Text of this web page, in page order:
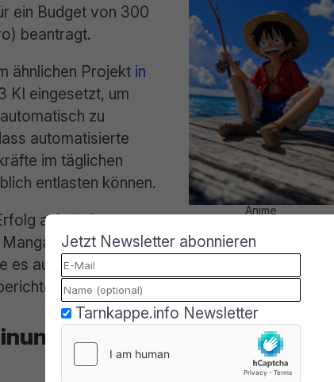
Anime
ein Budget von 300
beantragt.
ähnlichen Projekt in
KI eingesetzt, um
zu
automatisierte
im täglichen
entlasten können.
anknüpfen zu
und Anime-Piraterie konzentrieren. Sollte
auf andere Bereiche wie Filme, Musik und
Comicbook
und andere
Jetzt Newsletter abonnieren
Tarnkappe.info Newsletter